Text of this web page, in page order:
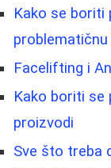
Kako se boriti
problematičnu
Facelifting i
Kako boriti se
proizvodi
Sve što treba